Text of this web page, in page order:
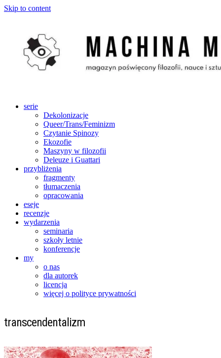
Skip to content
serie
Dekolonizacje
Queer/Trans/Feminizm
Czytanie Spinozy
Ekozofie
Maszyny w filozofii
Deleuze i Guattari
przybliżenia
fragmenty
tłumaczenia
opracowania
eseje
recenzje
wydarzenia
seminaria
szkoły letnie
konferencje
my
o nas
dla autorek
licencja
więcej o polityce prywatności
transcendentalizm